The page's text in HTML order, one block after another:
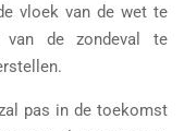
vloek van de wet te
de zondeval te
pas in de toekomst